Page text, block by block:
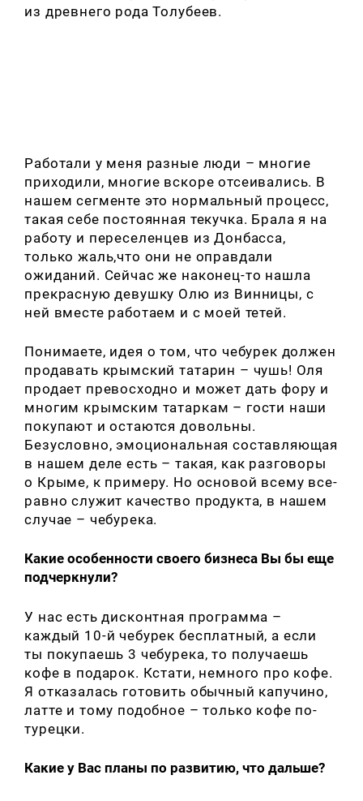
из древнего рода Толубеев.
Работали у меня разные люди – многие
приходили, многие вскоре отсеивались. В
нашем сегменте это нормальный процесс,
такая себе постоянная текучка. Брала я на
работу и переселенцев из Донбасса,
только жаль,что они не оправдали
ожиданий. Сейчас же наконец-то нашла
прекрасную девушку Олю из Винницы, с
ней вместе работаем и с моей тетей.
Понимаете, идея о том, что чебурек должен
продавать крымский татарин – чушь! Оля
продает превосходно и может дать фору и
многим крымским татаркам – гости наши
покупают и остаются довольны.
Безусловно, эмоциональная составляющая
в нашем деле есть – такая, как разговоры
о Крыме, к примеру. Но основой всему все-
равно служит качество продукта, в нашем
случае – чебурека.
Какие особенности своего бизнеса Вы бы еще
подчеркнули?
У нас есть дисконтная программа –
каждый 10-й чебурек бесплатный, а если
ты покупаешь 3 чебурека, то получаешь
кофе в подарок. Кстати, немного про кофе.
Я отказалась готовить обычный капучино,
латте и тому подобное – только кофе по-
турецки.
Какие у Вас планы по развитию, что дальше?